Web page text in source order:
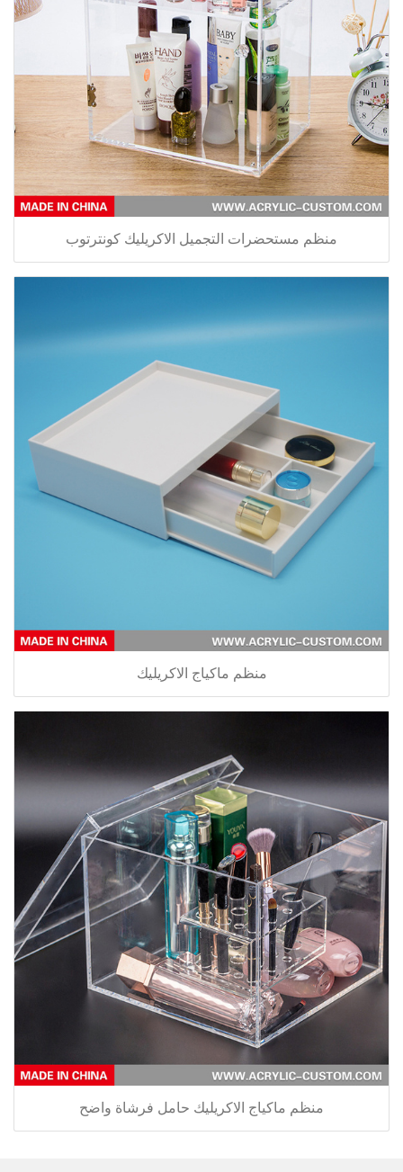
منظم مستحضرات التجميل الاكريليك كونترتوب
منظم ماكياج الاكريليك
منظم ماكياج الاكريليك حامل فرشاة واضح